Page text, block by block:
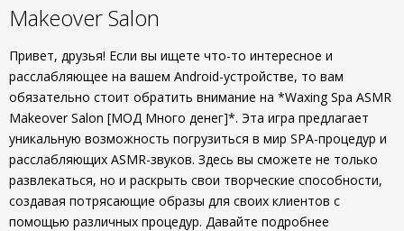
Makeover Salon
Привет, друзья! Если вы ищете что-то интересное и
расслабляющее на вашем Android-устройстве, то вам
обязательно стоит обратить внимание на *Waxing Spa ASMR
Makeover Salon [МОД Много денег]*. Эта игра предлагает
уникальную возможность погрузиться в мир SPA-процедур и
расслабляющих ASMR-звуков. Здесь вы сможете не только
развлекаться, но и раскрыть свои творческие способности,
создавая потрясающие образы для своих клиентов с
помощью различных процедур. Давайте подробнее